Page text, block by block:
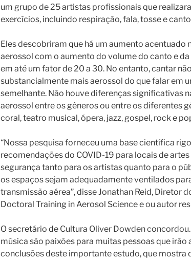
um grupo de 25 artistas profissionais que
exercícios, incluindo respiração, fala, tosse e
Eles descobriram que há um aumento acentuado
aerossol com o aumento do volume do canto e
em até um fator de 20 a 30. No entanto, cantar
substancialmente mais aerossol do que falar em
semelhante. Não houve diferenças significativas
aerossol entre os gêneros ou entre os diferentes
coral, teatro musical, ópera, jazz, gospel, rock e
“Nossa pesquisa forneceu uma base científica
recomendações do COVID-19 para locais de
segurança tanto para os artistas quanto para o
os espaços sejam adequadamente ventilados
transmissão aérea”, disse Jonathan Reid, Diretor
Doctoral Training in Aerosol Science e ou autor
O secretário de Cultura Oliver Dowden
música são paixões para muitas pessoas que irão
conclusões deste importante estudo, que mostra